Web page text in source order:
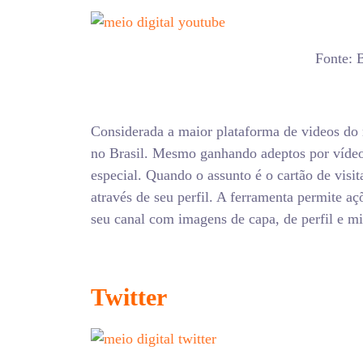
Fonte:
Considerada a maior plataforma de videos
no Brasil. Mesmo ganhando adeptos por
especial. Quando o assunto é o cartão de
através de seu perfil. A ferramenta permite
seu canal com imagens de capa, de perfil e
Twitter